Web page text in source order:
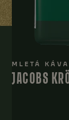
MLETÁ KÁVA
JACOBS